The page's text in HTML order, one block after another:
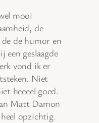
mooi
de
de humor en
een geslaagde
vond ik er
Niet
heeeel goed.
Matt Damon
opzichtig.